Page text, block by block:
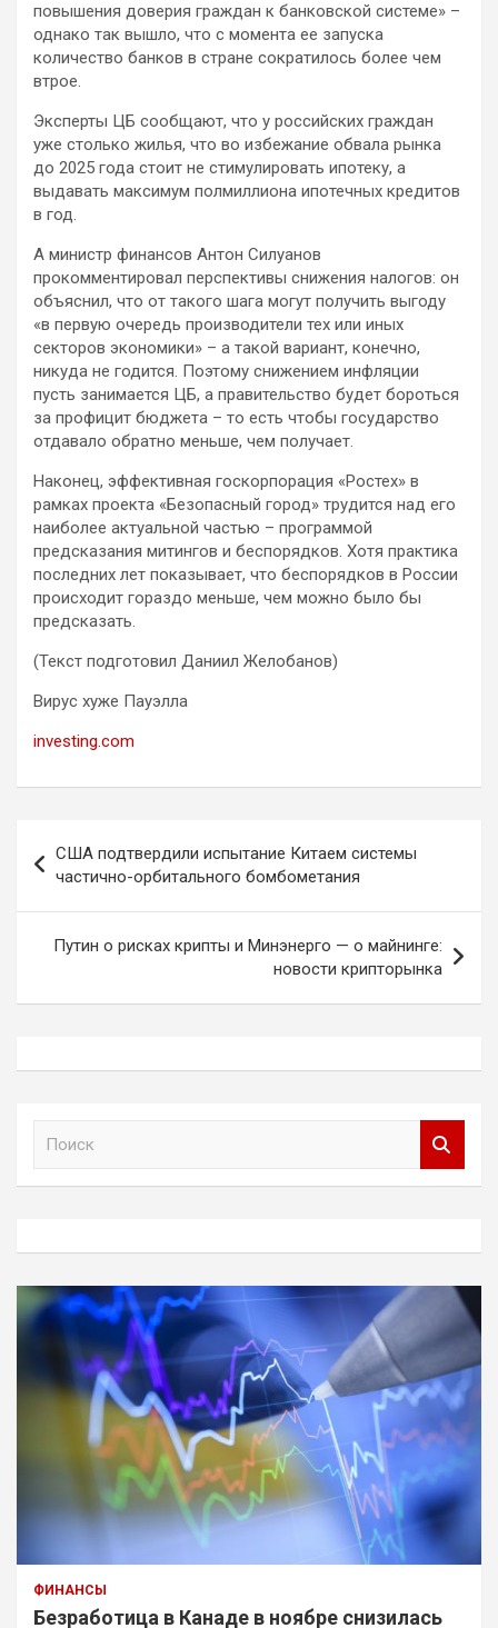
повышения доверия граждан к банковской системе» –
однако так вышло, что с момента ее запуска
количество банков в стране сократилось более чем
втрое.
Эксперты ЦБ сообщают, что у российских граждан
уже столько жилья, что во избежание обвала рынка
до 2025 года стоит не стимулировать ипотеку, а
выдавать максимум полмиллиона ипотечных кредитов
в год.
А министр финансов Антон Силуанов
прокомментировал перспективы снижения налогов: он
объяснил, что от такого шага могут получить выгоду
«в первую очередь производители тех или иных
секторов экономики» – а такой вариант, конечно,
никуда не годится. Поэтому снижением инфляции
пусть занимается ЦБ, а правительство будет бороться
за профицит бюджета – то есть чтобы государство
отдавало обратно меньше, чем получает.
Наконец, эффективная госкорпорация «Ростех» в
рамках проекта «Безопасный город» трудится над его
наиболее актуальной частью – программой
предсказания митингов и беспорядков. Хотя практика
последних лет показывает, что беспорядков в России
происходит гораздо меньше, чем можно было бы
предсказать.
(Текст подготовил Даниил Желобанов)
Вирус хуже Пауэлла
investing.com
по
записям
США подтвердили испытание Китаем системы
частично-орбитального бомбометания
Путин о рисках крипты и Минэнерго — о майнинге:
новости крипторынка
ФИНАНСЫ
Безработица в Канаде в ноябре снизилась